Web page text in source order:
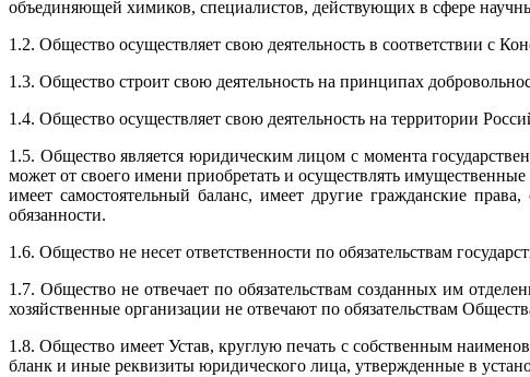
объединяющей химиков, специалистов, действующих в сфере
1.2. Общество осуществляет свою деятельность в соответствии с
1.3. Общество строит свою деятельность на принципах
1.4. Общество осуществляет свою деятельность на территории
1.5. Общество является юридическим лицом с момента
может от своего имени приобретать и осуществлять
имеет самостоятельный баланс, имеет другие гражданские
обязанности.
1.6. Общество не несет ответственности по обязательствам
1.7. Общество не отвечает по обязательствам созданных им
хозяйственные организации не отвечают по обязательствам
1.8. Общество имеет Устав, круглую печать с собственным
бланк и иные реквизиты юридического лица, утвержденные в